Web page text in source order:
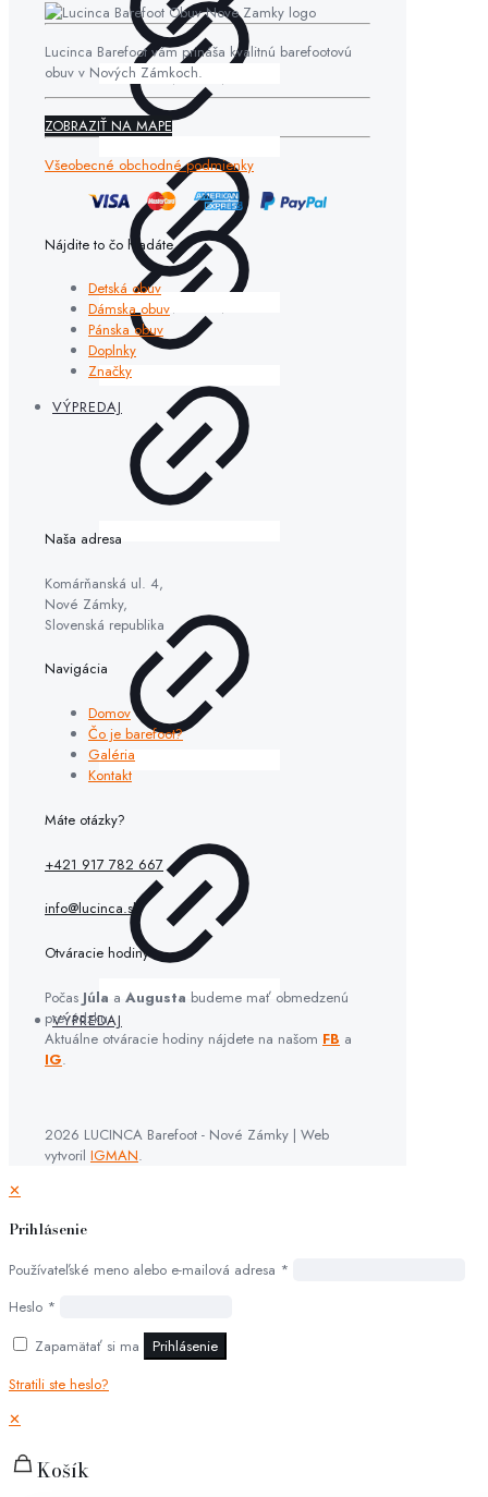
VÝPREDAJ
VÝPREDAJ
Lucinca Barefoot vám prináša kvalitnú barefootovú
obuv v Nových Zámkoch.
ZOBRAZIŤ NA MAPE
Všeobecné obchodné podmienky
Nájdite to čo hľadáte
Detská obuv
Dámska obuv
Pánska obuv
Doplnky
Značky
Naša adresa
Komárňanská ul. 4,
Nové Zámky,
Slovenská republika
Navigácia
Domov
Čo je barefoot?
Galéria
Kontakt
Máte otázky?
+421 917 782 667
info@lucinca.sk
Otváracie hodiny:
Počas Júla a Augusta budeme mať obmedzenú
prevádzku.
Aktuálne otváracie hodiny nájdete na našom FB a
IG.
2026 LUCINCA Barefoot - Nové Zámky | Web
vytvoril IGMAN.
✕
Prihlásenie
Používateľské meno alebo e-mailová adresa *
Heslo *
Zapamätať si ma
Prihlásenie
Stratili ste heslo?
✕
Košík